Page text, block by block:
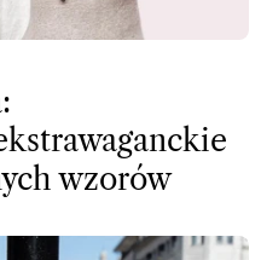
wzorów